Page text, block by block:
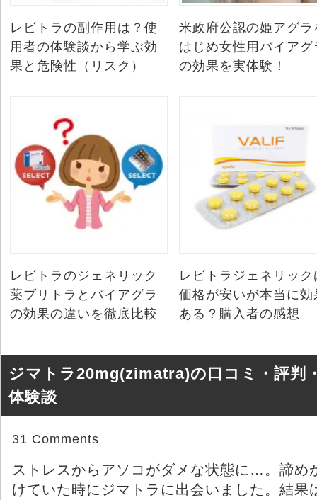
レビトラの副作用は？使
用者の体験談から学ぶ効
果と危険性（リスク）
米政府公認の姫アグラ
はじめ女性用バイアグ
の効果を実体験！
レビトラのジェネリック
薬ブリトラとバイアグラ
の効果の違いを徹底比較
レビトラジェネリック
価格が安いが本当に効
ある？購入者の感想
ジマトラ20mg(zimatra)の口コミ・評判
体験談
31 Comments
ストレスからアソコがダメな状態に…。諦め
けていた時にジマトラに出会いました。結果